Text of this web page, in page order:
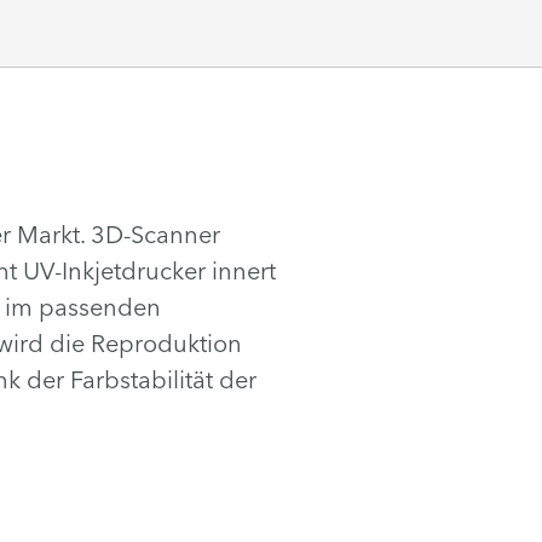
Markt. 3D-Scanner
UV-Inkjetdrucker innert
passenden
die Reproduktion
der Farbstabilität der